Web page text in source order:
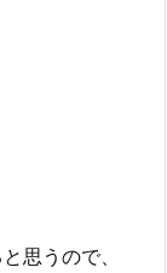
思うので、